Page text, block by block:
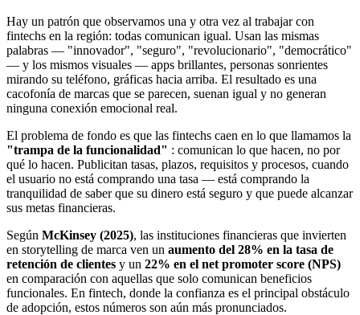
Hay un patrón que observamos una y otra vez al trabajar con
fintechs en la región: todas comunican igual. Usan las mismas
palabras — "innovador", "seguro", "revolucionario", "democrático"
— y los mismos visuales — apps brillantes, personas sonrientes
mirando su teléfono, gráficas hacia arriba. El resultado es una
cacofonía de marcas que se parecen, suenan igual y no generan
ninguna conexión emocional real.
El problema de fondo es que las fintechs caen en lo que llamamos la
"trampa de la funcionalidad" : comunican lo que hacen, no por
qué lo hacen. Publicitan tasas, plazos, requisitos y procesos, cuando
el usuario no está comprando una tasa — está comprando la
tranquilidad de saber que su dinero está seguro y que puede alcanzar
sus metas financieras.
Según McKinsey (2025), las instituciones financieras que invierten
en storytelling de marca ven un aumento del 28% en la tasa de
retención de clientes y un 22% en el net promoter score (NPS)
en comparación con aquellas que solo comunican beneficios
funcionales. En fintech, donde la confianza es el principal obstáculo
de adopción, estos números son aún más pronunciados.